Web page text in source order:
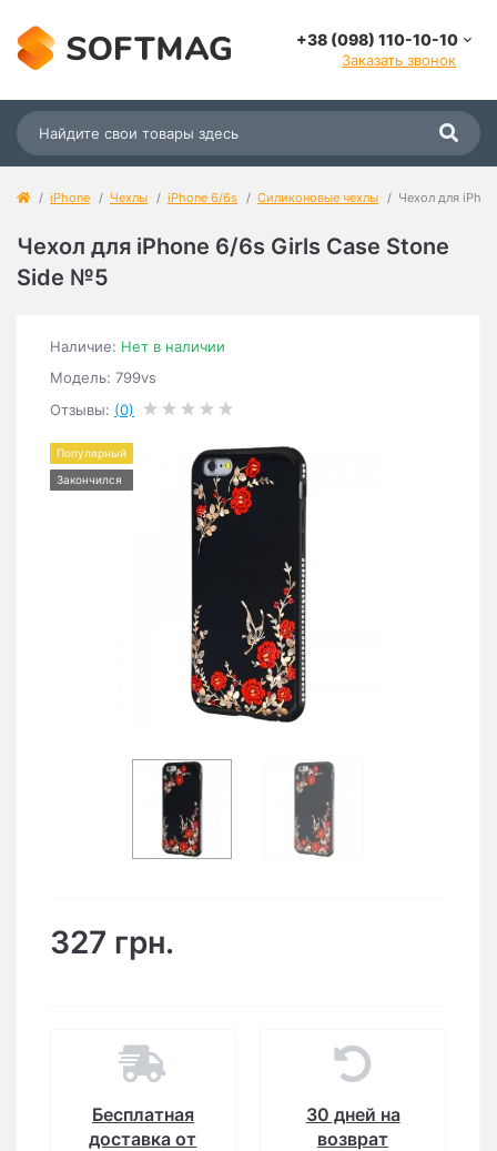
+38 (098) 110-10-10
Заказать звонок
iPhone Чехлы iPhone 6/6s Силиконовые чехлы Чехол для
Чехол для iPhone 6/6s Girls Case Stone
Side №5
Наличие: Нет в наличии
Модель: 799vs
Отзывы: (0)
Популярный
Закончился
327 грн.
Бесплатная
доставка от
30 дней на
возврат